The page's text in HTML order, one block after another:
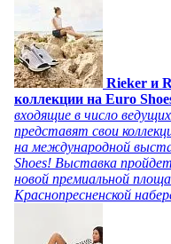
Rieker и
коллекции на Euro
входящие в число
представят свои
на международной
Shoes! Выставка
новой премиальной
Краснопресненской